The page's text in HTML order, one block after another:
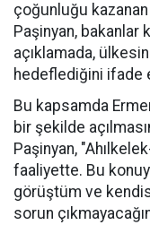
çoğunluğu kazanan
Paşinyan, bakanlar
açıklamada,
hedeflediğini ifade
Bu kapsamda
bir şekilde
Paşinyan,
faaliyette. Bu
görüştüm ve
sorun